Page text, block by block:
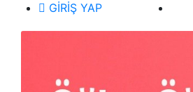
GİRİŞ YAP